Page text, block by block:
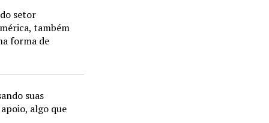
setor
também
forma de
suas
algo que